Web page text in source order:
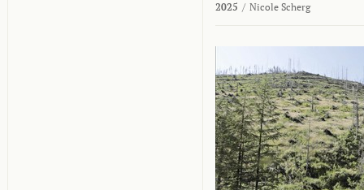
2025 / Nicole Scherg